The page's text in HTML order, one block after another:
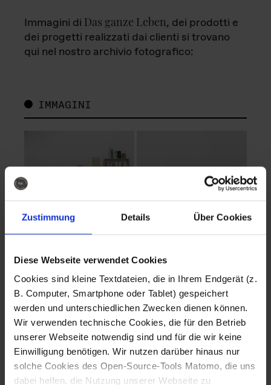
Zustimmung Details Über Cookies
Diese Webseite verwendet Cookies
Cookies sind kleine Textdateien, die in Ihrem Endgerät (z.
B. Computer, Smartphone oder Tablet) gespeichert
werden und unterschiedlichen Zwecken dienen können.
Wir verwenden technische Cookies, die für den Betrieb
unserer Webseite notwendig sind und für die wir keine
Einwilligung benötigen. Wir nutzen darüber hinaus nur
solche Cookies des Open-Source-Tools Matomo, die uns
dabei helfen, die Nutzung unserer Webseite zu
Immagini di Das ganze Leben, dei prodotti e
dei progetti realizzati dai clienti si trovano
qui nel nostro archivio fotografico:
IMMAGINI
Fotografo: Lorenz
Sternbach
Download
Fotografo: Lorenz
Sternbach
Download